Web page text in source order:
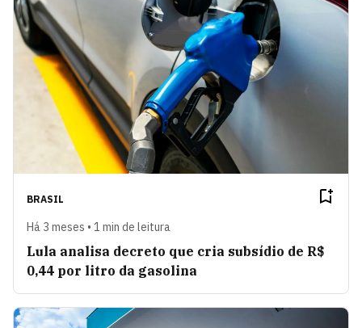
BRASIL
Há 3 meses • 1 min de leitura
Lula analisa decreto que cria subsídio de R$
0,44 por litro da gasolina